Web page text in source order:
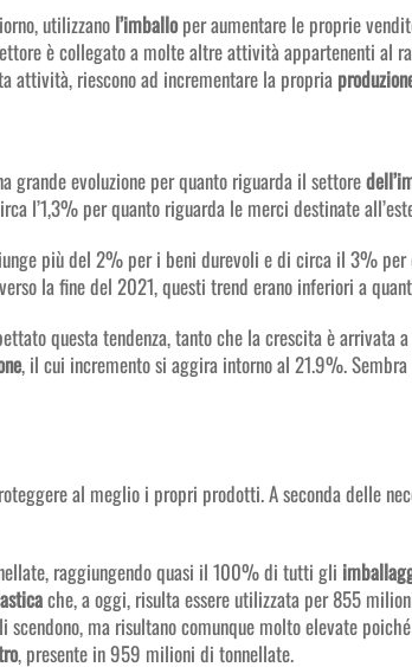
utilizzanol’imballoper aumentare le proprie
è collegato a molte altre attività appartenenti al
attività, riescono ad incrementare la propria
grande evoluzione per quanto riguarda il settore
l’1,3% per quanto riguarda le merci destinate
più del 2% per i beni durevoli e di circa il 3% per
la fine del 2021, questi trend erano inferiori a
questa tendenza, tanto che la crescita è
, il cui incremento si aggira intorno al 21.9%.
al meglio i propri prodotti. A seconda delle
raggiungendo quasi il 100% di tutti gli
che, a oggi, risulta essere utilizzata per 855
scendono, ma risultano comunque molto elevate
, presente in 959 milioni di tonnellate.